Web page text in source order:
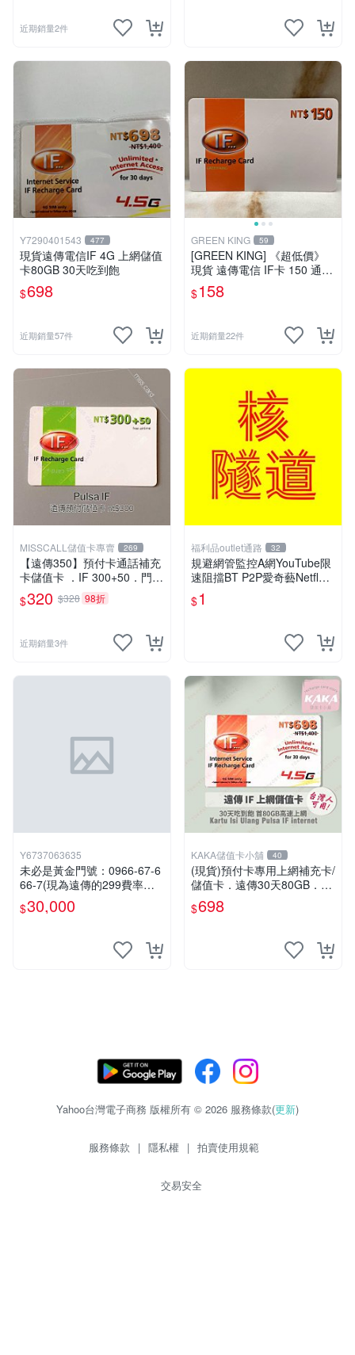
近期銷量2件
Y7290401543 477
現貨遠傳電信IF 4G 上網儲值
卡80GB 30天吃到飽
$698
近期銷量57件
GREEN KING 59
[GREEN KING] 《超低價》
現貨 遠傳電信 IF卡 150 通話
費儲值卡 預付卡 電話卡 面額
150
$158
近期銷量22件
MISSCALL儲值卡專賣 269
【遠傳350】預付卡通話補充
卡儲值卡 ．IF 300+50．門號
延展ifu⚡MissCall儲值卡專賣
$320 $328 98折
近期銷量3件
福利品outlet通路 32
規避網管監控A網YouTube限
速阻擋BT P2P愛奇藝Netflex
陸網B站Disney+必備VPN ser
ver
$1
Y6737063635
未必是黃金門號：0966-67-6
66-7(現為遠傳的299費率門
號，屆時將以無約狀態過
戶)。
$30,000
KAKA儲值卡小舖 40
(現貨)預付卡專用上網補充卡/
儲值卡．遠傳30天80GB．上
網吃到飽．IF698．遠傳台灣
人可儲 [KAKA儲值卡小舖]
$698
Yahoo台灣電子商務 版權所有 © 2026 服務條款(更新)
服務條款 | 隱私權 | 拍賣使用規範
交易安全